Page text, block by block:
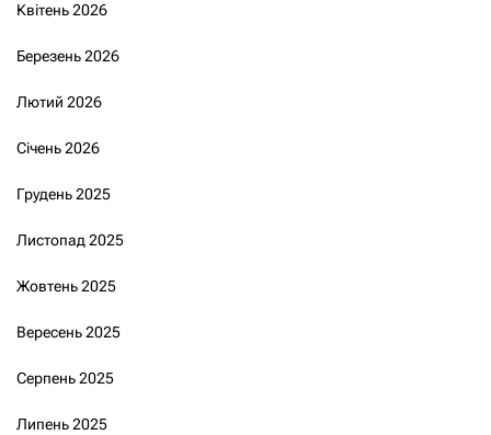
Квітень 2026
Березень 2026
Лютий 2026
Січень 2026
Грудень 2025
Листопад 2025
Жовтень 2025
Вересень 2025
Серпень 2025
Липень 2025